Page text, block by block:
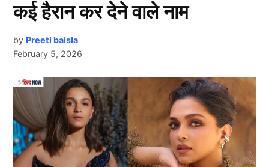
Ms Dhoni
Next Article
कई हैरान कर देने वाले नाम
by Preeti baisla
February 5, 2026